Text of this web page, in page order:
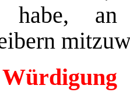
habe,